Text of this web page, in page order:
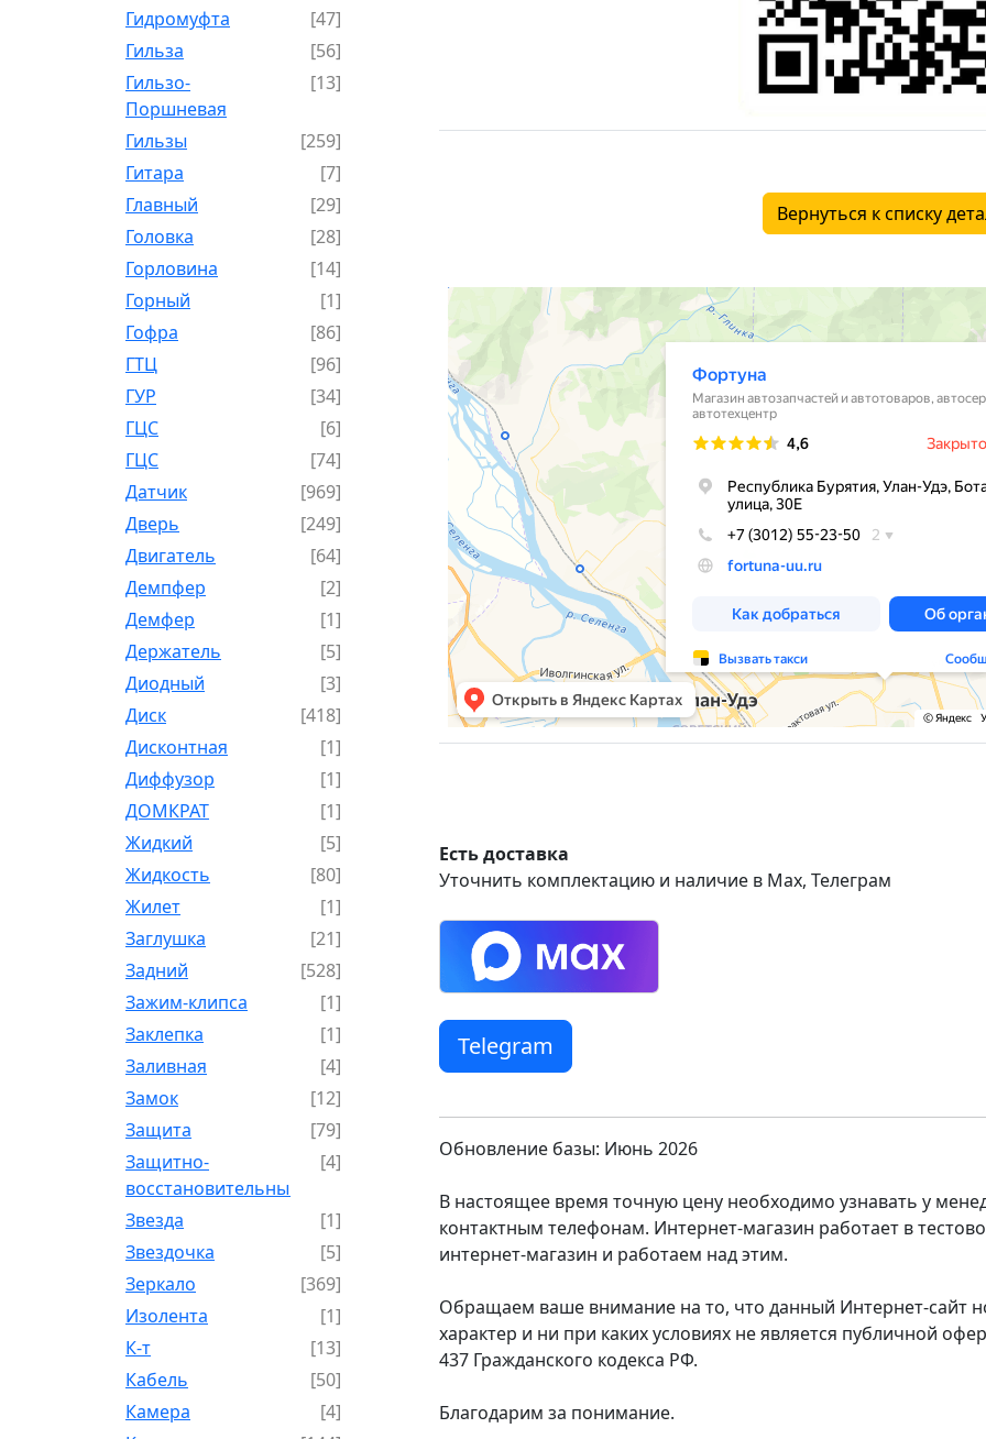
Гидромуфта
[47]
Гильза
[56]
Гильзо-
Поршневая
[13]
Гильзы
[259]
Гитара
[7]
Главный
[29]
Головка
[28]
Горловина
[14]
Горный
[1]
Гофра
[86]
ГТЦ
[96]
ГУР
[34]
ГЦC
[6]
ГЦС
[74]
Датчик
[969]
Дверь
[249]
Двигатель
[64]
Демпфер
[2]
Демфер
[1]
Держатель
[5]
Диодный
[3]
Диск
[418]
Дисконтная
[1]
Диффузор
[1]
ДОМКРАТ
[1]
Жидкий
[5]
Жидкость
[80]
Жилет
[1]
Заглушка
[21]
Задний
[528]
Зажим-клипса
[1]
Заклепка
[1]
Заливная
[4]
Замок
[12]
Защита
[79]
Защитно-
восстановительный
[4]
Звезда
[1]
Звездочка
[5]
Зеркало
[369]
Изолента
[1]
К-т
[13]
Кабель
[50]
Камера
[4]
Вернуться к списку
Есть доставка
Уточнить комплектацию и наличие в Max, Телеграм
Telegram
Обновление базы: Июнь 2026
В настоящее время точную цену необходимо узнавать у
контактным телефонам. Интернет-магазин работает в
интернет-магазин и работаем над этим.
Обращаем ваше внимание на то, что данный Интернет-сайт
характер и ни при каких условиях не является публичной
437 Гражданского кодекса РФ.
Благодарим за понимание.